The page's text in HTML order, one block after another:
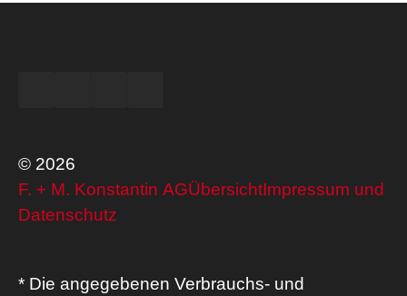
© 2026
F. + M. Konstantin AGÜbersichtImpressum und
Datenschutz
* Die angegebenen Verbrauchs- und